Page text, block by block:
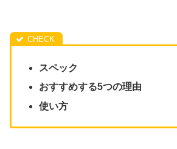
スペック
おすすめする5つの理由
使い方